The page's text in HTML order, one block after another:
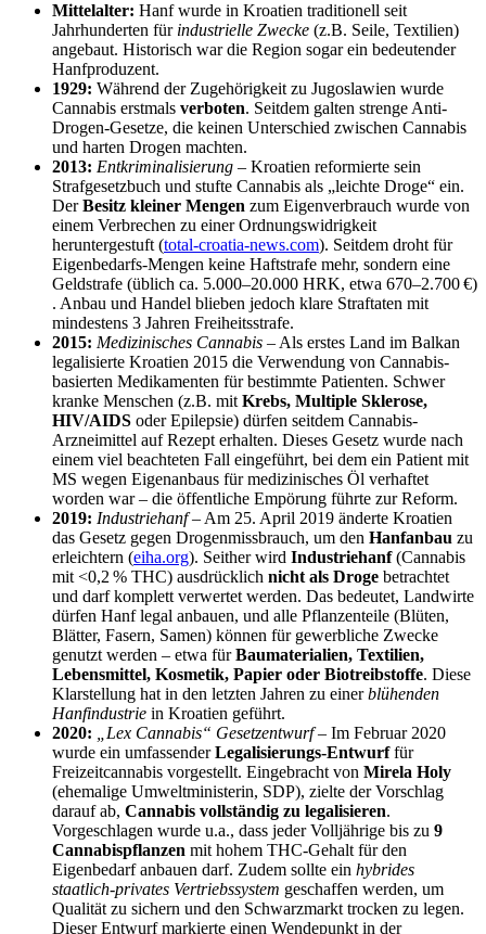
Mittelalter: Hanf wurde in Kroatien traditionell seit
Jahrhunderten für industrielle Zwecke (z.B. Seile, Textilien)
angebaut. Historisch war die Region sogar ein bedeutender
Hanfproduzent.
1929: Während der Zugehörigkeit zu Jugoslawien wurde
Cannabis erstmals verboten. Seitdem galten strenge Anti-
Drogen-Gesetze, die keinen Unterschied zwischen Cannabis
und harten Drogen machten.
2013: Entkriminalisierung – Kroatien reformierte sein
Strafgesetzbuch und stufte Cannabis als „leichte Droge“ ein.
DerBesitz kleiner Mengen zum Eigenverbrauch wurde von
einem Verbrechen zu einer Ordnungswidrigkeit
heruntergestuft (​total-croatia-news.com). Seitdem droht für
Eigenbedarfs-Mengen keine Haftstrafe mehr, sondern eine
Geldstrafe (üblich ca. 5.000–20.000 HRK, etwa 670–2.700 €)​
. Anbau und Handel blieben jedoch klare Straftaten mit
mindestens 3 Jahren Freiheitsstrafe.
2015: Medizinisches Cannabis – Als erstes Land im Balkan
legalisierte Kroatien 2015 die Verwendung von Cannabis-
basierten Medikamenten für bestimmte Patienten​. Schwer
kranke Menschen (z.B. mit Krebs, Multiple Sklerose,
HIV/AIDS oder Epilepsie) dürfen seitdem Cannabis-
Arzneimittel auf Rezept erhalten. Dieses Gesetz wurde nach
einem viel beachteten Fall eingeführt, bei dem ein Patient mit
MS wegen Eigenanbaus für medizinisches Öl verhaftet
worden war – die öffentliche Empörung führte zur Reform.
2019: Industriehanf– Am 25. April 2019 änderte Kroatien
das Gesetz gegen Drogenmissbrauch, um den Hanfanbau zu
erleichtern​ (eiha.org). Seither wird Industriehanf(Cannabis
mit <0,2 % THC) ausdrücklich nicht als Droge betrachtet
und darf komplett verwertet werden​. Das bedeutet, Landwirte
dürfen Hanf legal anbauen, und alle Pflanzenteile (Blüten,
Blätter, Fasern, Samen) können für gewerbliche Zwecke
genutzt werden – etwa fürBaumaterialien, Textilien,
Lebensmittel, Kosmetik, Papier oder Biotreibstoffe. Diese
Klarstellung hat in den letzten Jahren zu einerblühenden
Hanfindustrie in Kroatien geführt.
2020:
„Lex Cannabis“ Gesetzentwurf– Im Februar 2020
wurde ein umfassenderLegalisierungs-Entwurffür
Freizeitcannabis vorgestellt. Eingebracht von Mirela Holy
(ehemalige Umweltministerin, SDP), zielte der Vorschlag
darauf ab, Cannabis vollständig zu legalisieren.
Vorgeschlagen wurde u.a., dass jeder Volljährige bis zu 9
Cannabispflanzen mit hohem THC-Gehalt für den
Eigenbedarf anbauen darf​. Zudem sollte ein hybrides
staatlich-privates Vertriebssystem geschaffen werden, um
Qualität zu sichern und den Schwarzmarkt trocken zu legen.
Dieser Entwurf markierte einen Wendepunkt in der